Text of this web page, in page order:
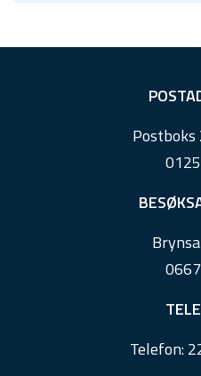
Postboks
Telefon: